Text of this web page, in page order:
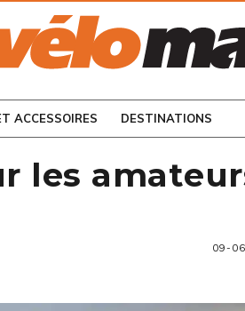
ACCESSOIRES DESTINATIONS
CONSULTEZ LES
les
09-